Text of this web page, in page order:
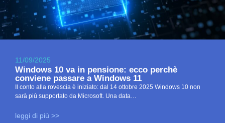
11/09/2025
Windows 10 va in pensione: ecco perchè
conviene passare a Windows 11
Il conto alla rovescia è iniziato: dal 14 ottobre 2025 Windows 10 non
sarà più supportato da Microsoft. Una data…
leggi di più >>